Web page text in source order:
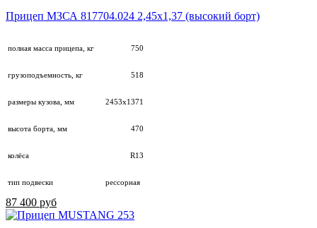
Прицеп МЗСА 817704.024 2,45х1,37 (высокий борт)
полная масса прицепа, кг 750
грузоподъемность, кг 518
размеры кузова, мм 2453х1371
высота борта, мм 470
колёса R13
тип подвески рессорная
87 400 руб